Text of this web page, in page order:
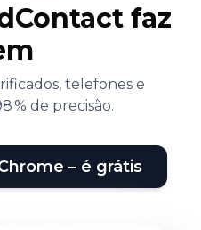
faz
telefones e
% de precisão.
– é grátis